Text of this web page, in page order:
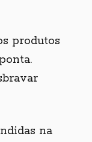
produtos
na